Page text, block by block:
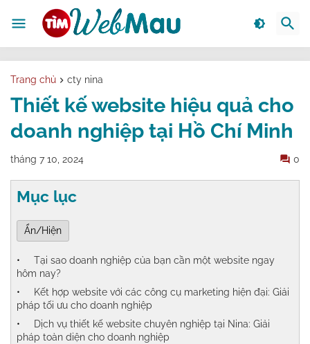
Trang chủ cty nina
Thiết kế website hiệu quả cho
doanh nghiệp tại Hồ Chí Minh
tháng 7 10, 2024 0
Mục lục
Ẩn/Hiện
Tại sao doanh nghiệp của bạn cần một website ngay
hôm nay?
Kết hợp website với các công cụ marketing hiện đại: Giải
pháp tối ưu cho doanh nghiệp
Dịch vụ thiết kế website chuyên nghiệp tại Nina: Giải
pháp toàn diện cho doanh nghiệp